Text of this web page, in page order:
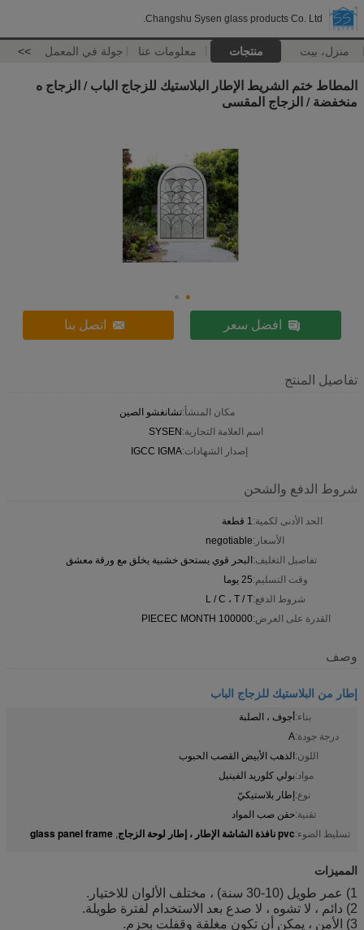
Changshu Sysen glass products Co. Ltd.
منزل، بيت منتجات معلومات عنا جولة في المعمل >>
المطاط ختم الشريط الإطار البلاستيك للزجاج الباب / الزجاج ه
منخفضة / الزجاج المقسى
افضل سعر اتصل بنا
تفاصيل المنتج
مكان المنشأ:تشانغشو الصين
اسم العلامة التجارية:SYSEN
إصدار الشهادات:IGCC IGMA
شروط الدفع والشحن
الحد الأدنى لكمية:1 قطعة
الأسعار:negotiable
تفاصيل التغليف:البحر قوي يستحق خشبية يخلق مع ورقة معشق
وقت التسليم:25 يوما
شروط الدفع:L / C ، T / T
القدرة على العرض:100000 PIECEC MONTH
وصف
إطار من البلاستيك للزجاج الباب
بناء:أجوف ، الصلبة
درجة جودة:A
اللون:الذهب الأبيض القصب الحبوب
مواد:بولي كلوريد الفينيل
نوع:إطار بلاستيكيّ
تقنية:حقن صب المواد
تسليط الضوء:pvc نافذة الشاشة الإطار ، إطار لوحة الزجاج ,
glass panel frame
المميزات
1) عمر طويل (10-30 سنة) ، مختلف الألوان للاختيار.
2) دائم ، لا تشوه ، لا صدع بعد الاستخدام لفترة طويلة.
3) الأمن ، يمكن أن تكون مغلقة وقفلت بحزم.